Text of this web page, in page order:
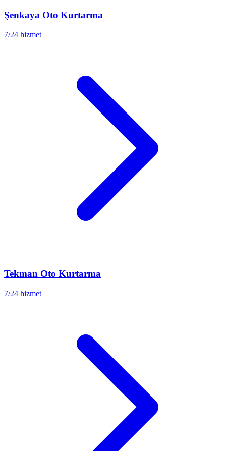
Şenkaya Oto Kurtarma
7/24 hizmet
Tekman Oto Kurtarma
7/24 hizmet